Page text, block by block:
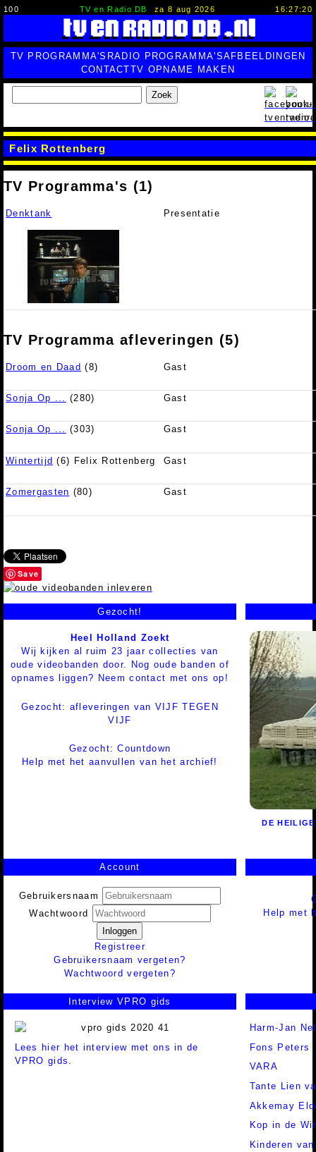
100 TV en Radio DB za 8 aug 2026 16:27:20
TV PROGRAMMA'S RADIO PROGRAMMA'SAFBEELDINGEN
CONTACTTV OPNAME MAKEN
Zoek
Felix Rottenberg
TV Programma's (1)
Denktank Presentatie
TV Programma afleveringen (5)
Droom en Daad (8) Gast
Sonja Op ... (280) Gast
Sonja Op ... (303) Gast
Wintertijd (6) Felix Rottenberg Gast
Zomergasten (80) Gast
Save
Gezocht!
Heel Holland Zoekt
Wij kijken al ruim 23 jaar collecties van
oude videobanden door. Nog oude banden of
opnames liggen? Neem contact met ons op!
Gezocht: afleveringen van VIJF TEGEN
VIJF
Gezocht: Countdown
Help met het aanvullen van het archief!
DE
Account
Gebruikersnaam
Wachtwoord
Inloggen
Registreer
Gebruikersnaam vergeten?
Wachtwoord vergeten?
Help met
Interview VPRO gids
Lees hier het interview met ons in de
VPRO gids.
Harm-Jan
Fons Peters
VARA
Tante Lien
Akkemay
Kop in de
Kinderen